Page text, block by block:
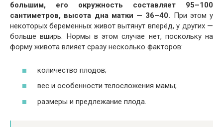
большим, его окружность составляет 95–100
сантиметров, высота дна матки — 36–40. При этом у
некоторых беременных живот вытянут вперёд, у других —
больше вширь. Нормы в этом случае нет, поскольку на
форму живота влияет сразу несколько факторов:
количество плодов;
вес и особенности телосложения мамы;
размеры и предлежание плода.